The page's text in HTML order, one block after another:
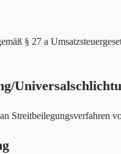
§ 27 a
Streitbeilegungsverfahren